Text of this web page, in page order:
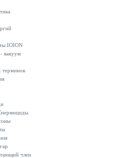
IOION
вакуум
терминов
член